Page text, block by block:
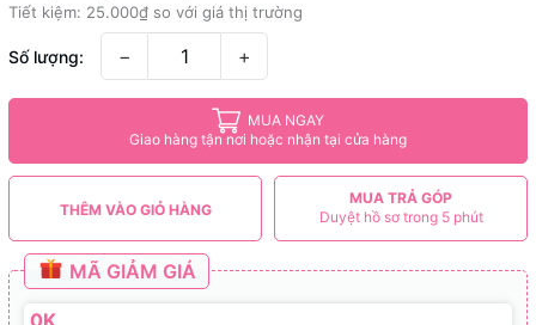
Tiết kiệm: 25.000₫ so với giá thị trường
Số lượng: − +
MUA NGAY
Giao hàng tận nơi hoặc nhận tại cửa hàng
THÊM VÀO GIỎ HÀNG
MUA TRẢ GÓP
Duyệt hồ sơ trong 5 phút
MÃ GIẢM GIÁ
0K